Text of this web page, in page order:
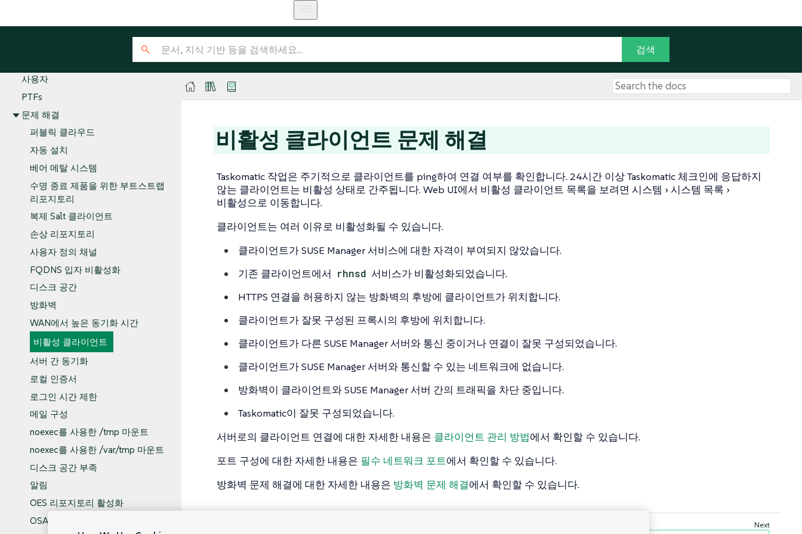
구독 일치
사용자
PTFs
문제 해결
퍼블릭 클라우드
자동 설치
베어 메탈 시스템
수명 종료 제품을 위한 부트스트랩
리포지토리
복제 Salt 클라이언트
손상 리포지토리
사용자 정의 채널
FQDNS 입자 비활성화
디스크 공간
방화벽
WAN에서 높은 동기화 시간
비활성 클라이언트
서버 간 동기화
로컬 인증서
로그인 시간 제한
메일 구성
noexec를 사용한 /tmp 마운트
noexec를 사용한 /var/tmp 마운트
디스크 공간 부족
알림
OES 리포지토리 활성화
OSAD 및 jabberd
비활성 클라이언트 문제 해결
Taskomatic 작업은 주기적으로 클라이언트를 ping하여 연결 여부를 확인합니다. 24시간 이상 Taskomatic 체크인에 응답하지
않는 클라이언트는 비활성 상태로 간주됩니다. Web UI에서 비활성 클라이언트 목록을 보려면 시스템
시스템 목록
비활성으로 이동합니다.
클라이언트는 여러 이유로 비활성화될 수 있습니다.
클라이언트가 SUSE Manager 서비스에 대한 자격이 부여되지 않았습니다.
기존 클라이언트에서 rhnsd 서비스가 비활성화되었습니다.
HTTPS 연결을 허용하지 않는 방화벽의 후방에 클라이언트가 위치합니다.
클라이언트가 잘못 구성된 프록시의 후방에 위치합니다.
클라이언트가 다른 SUSE Manager 서버와 통신 중이거나 연결이 잘못 구성되었습니다.
클라이언트가 SUSE Manager 서버와 통신할 수 있는 네트워크에 없습니다.
방화벽이 클라이언트와 SUSE Manager 서버 간의 트래픽을 차단 중입니다.
Taskomatic이 잘못 구성되었습니다.
서버로의 클라이언트 연결에 대한 자세한 내용은 클라이언트 관리 방법에서 확인할 수 있습니다.
포트 구성에 대한 자세한 내용은 필수 네트워크 포트에서 확인할 수 있습니다.
방화벽 문제 해결에 대한 자세한 내용은 방화벽 문제 해결에서 확인할 수 있습니다.